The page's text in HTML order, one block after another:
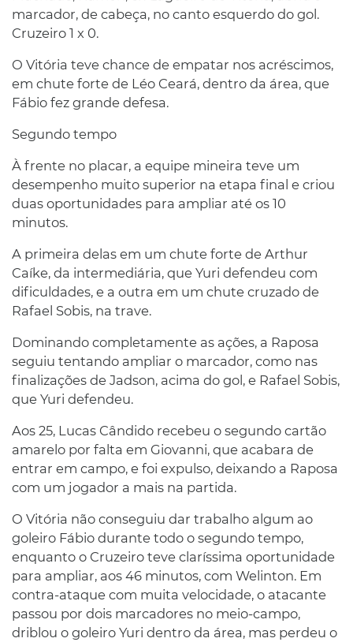
marcador, de cabeça, no canto esquerdo do gol.
Cruzeiro 1 x 0.
O Vitória teve chance de empatar nos acréscimos,
em chute forte de Léo Ceará, dentro da área, que
Fábio fez grande defesa.
Segundo tempo
À frente no placar, a equipe mineira teve um
desempenho muito superior na etapa final e criou
duas oportunidades para ampliar até os 10
minutos.
A primeira delas em um chute forte de Arthur
Caíke, da intermediária, que Yuri defendeu com
dificuldades, e a outra em um chute cruzado de
Rafael Sobis, na trave.
Dominando completamente as ações, a Raposa
seguiu tentando ampliar o marcador, como nas
finalizações de Jadson, acima do gol, e Rafael Sobis,
que Yuri defendeu.
Aos 25, Lucas Cândido recebeu o segundo cartão
amarelo por falta em Giovanni, que acabara de
entrar em campo, e foi expulso, deixando a Raposa
com um jogador a mais na partida.
O Vitória não conseguiu dar trabalho algum ao
goleiro Fábio durante todo o segundo tempo,
enquanto o Cruzeiro teve claríssima oportunidade
para ampliar, aos 46 minutos, com Welinton. Em
contra-ataque com muita velocidade, o atacante
passou por dois marcadores no meio-campo,
driblou o goleiro Yuri dentro da área, mas perdeu o